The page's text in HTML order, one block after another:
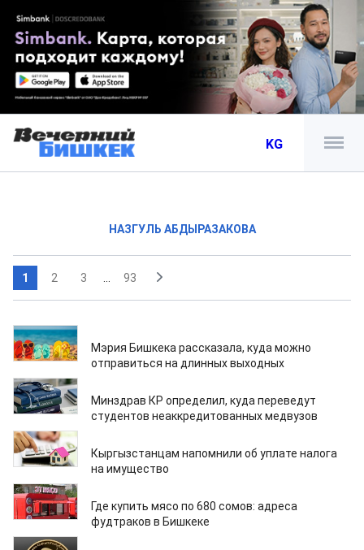
KG
НАЗГУЛЬ АБДЫРАЗАКОВА
1 2 3 93
05.08.2026
Мэрия Бишкека рассказала, куда можно
отправиться на длинных выходных
04.08.2026
Минздрав КР определил, куда переведут
студентов неаккредитованных медвузов
04.08.2026
Кыргызстанцам напомнили об уплате налога
на имущество
04.08.2026
Где купить мясо по 680 сомов: адреса
фудтраков в Бишкеке
03.08.2026